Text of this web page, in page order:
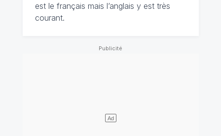
est le français mais l’anglais y est très
courant.